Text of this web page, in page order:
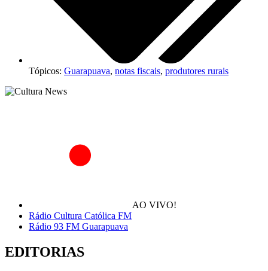
Tópicos: Guarapuava, notas fiscais, produtores rurais
AO VIVO!
Rádio Cultura Católica FM
Rádio 93 FM Guarapuava
EDITORIAS